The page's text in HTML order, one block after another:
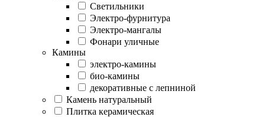
Светильники
Электро-фурнитура
Электро-мангалы
Фонари уличные
Камины
электро-камины
био-камины
декоративные с лепниной
Камень натуральный
Плитка керамическая